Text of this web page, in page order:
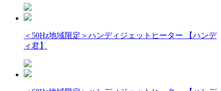
＜50Hz地域限定＞ハンディジェットヒーター 【ハンデ
ィ君】